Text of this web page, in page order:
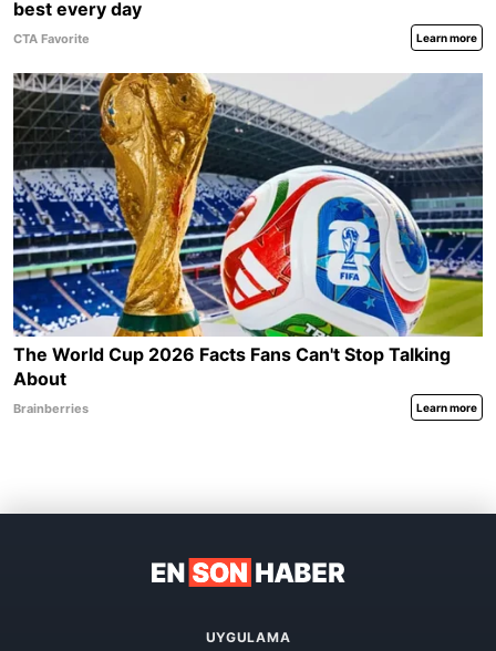
UYGULAMA